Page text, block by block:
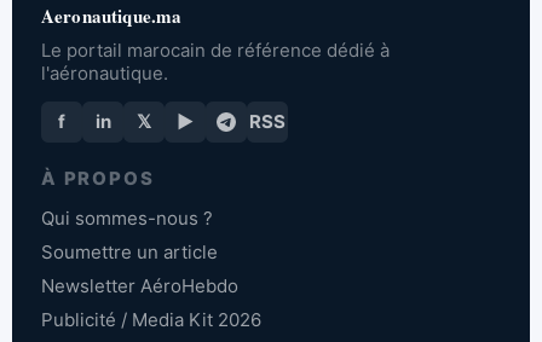
Aeronautique.ma
Le portail marocain de référence dédié à
l'aéronautique.
f in 𝕏 ▶ RSS
À PROPOS
Qui sommes-nous ?
Soumettre un article
Newsletter AéroHebdo
Publicité / Media Kit 2026